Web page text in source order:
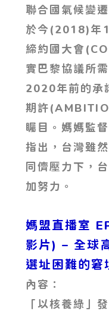
聯合國氣候變
於今(2018)年
締約國大會
實巴黎協議所
2020年前的承
期許
矚目。媽媽監
指出，台灣雖
同儕壓力下，
加努力。
媽盟直播室
影片) – 全球
選址困難的窘
內容：
「以核養綠」